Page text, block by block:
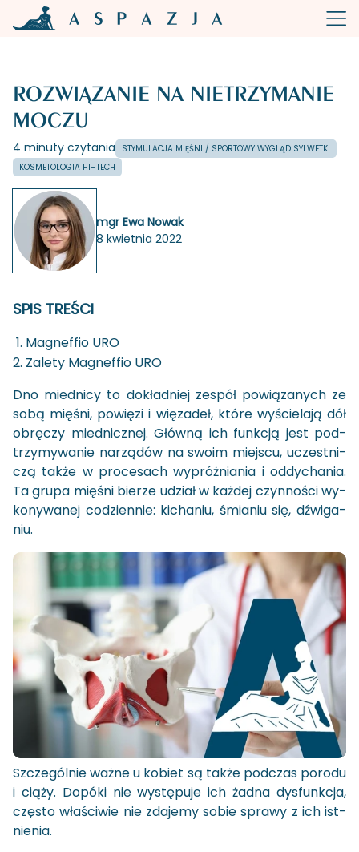
ROZWIĄZANIE NA NIETRZYMANIE
MOCZU
4 minuty czytania
STYMULACJA MIĘŚNI / SPORTOWY WYGLĄD SYLWETKI
KOSMETOLOGIA HI–TECH
mgr Ewa Nowak
8 kwietnia 2022
SPIS TREŚCI
Magneffio URO
Zalety Magneffio URO
Dno mied­ni­cy to do­kład­niej ze­spół po­wią­za­nych ze
sobą mię­śni, po­wię­zi i wię­za­deł, które wy­ście­la­ją dół
ob­rę­czy mied­nicz­nej. Głów­ną ich funk­cją jest pod­
trzy­my­wa­nie na­rzą­dów na swoim miej­scu, uczest­ni­
czą także w pro­ce­sach wy­próż­nia­nia i od­dy­cha­nia.
Ta grupa mię­śni bie­rze udział w każ­dej czyn­no­ści wy­
ko­ny­wa­nej co­dzien­nie: ki­cha­niu, śmia­niu się, dźwi­ga­
niu.
Szcze­gól­nie ważne u ko­biet są także pod­czas po­ro­du
i ciąży. Do­pó­ki nie wy­stę­pu­je ich żadna dys­funk­cja,
czę­sto wła­ści­wie nie zda­je­my sobie spra­wy z ich ist­
nie­nia.